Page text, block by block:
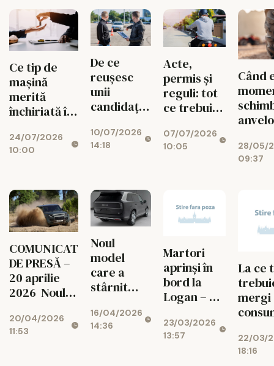
Ce tip de
mașină
merită
închiriată în
traseul pe
care îl ai
24/07/2026
10:00
De ce
reușesc
unii
candidați
examenul
auto din
repetă de
mai multe
ori
10/07/2026
14:18
Acte,
permis și
reguli: tot
ce trebuie
despre
scutere
07/07/2026
10:05
Când
28/05/
09:37
COMUNICAT
DE PRESĂ –
20 aprilie
2026 Noul
absolut în
lumea off-
20/04/2026
11:53
Noul
model
care a
stârnit
șoferilor și
i-a făcut să
16/04/2026
14:36
Martori
aprinși în
bord la
Logan – Ce
și cum
trebuie să
23/03/2026
13:57
La ce
mergi
22/03/
18:16